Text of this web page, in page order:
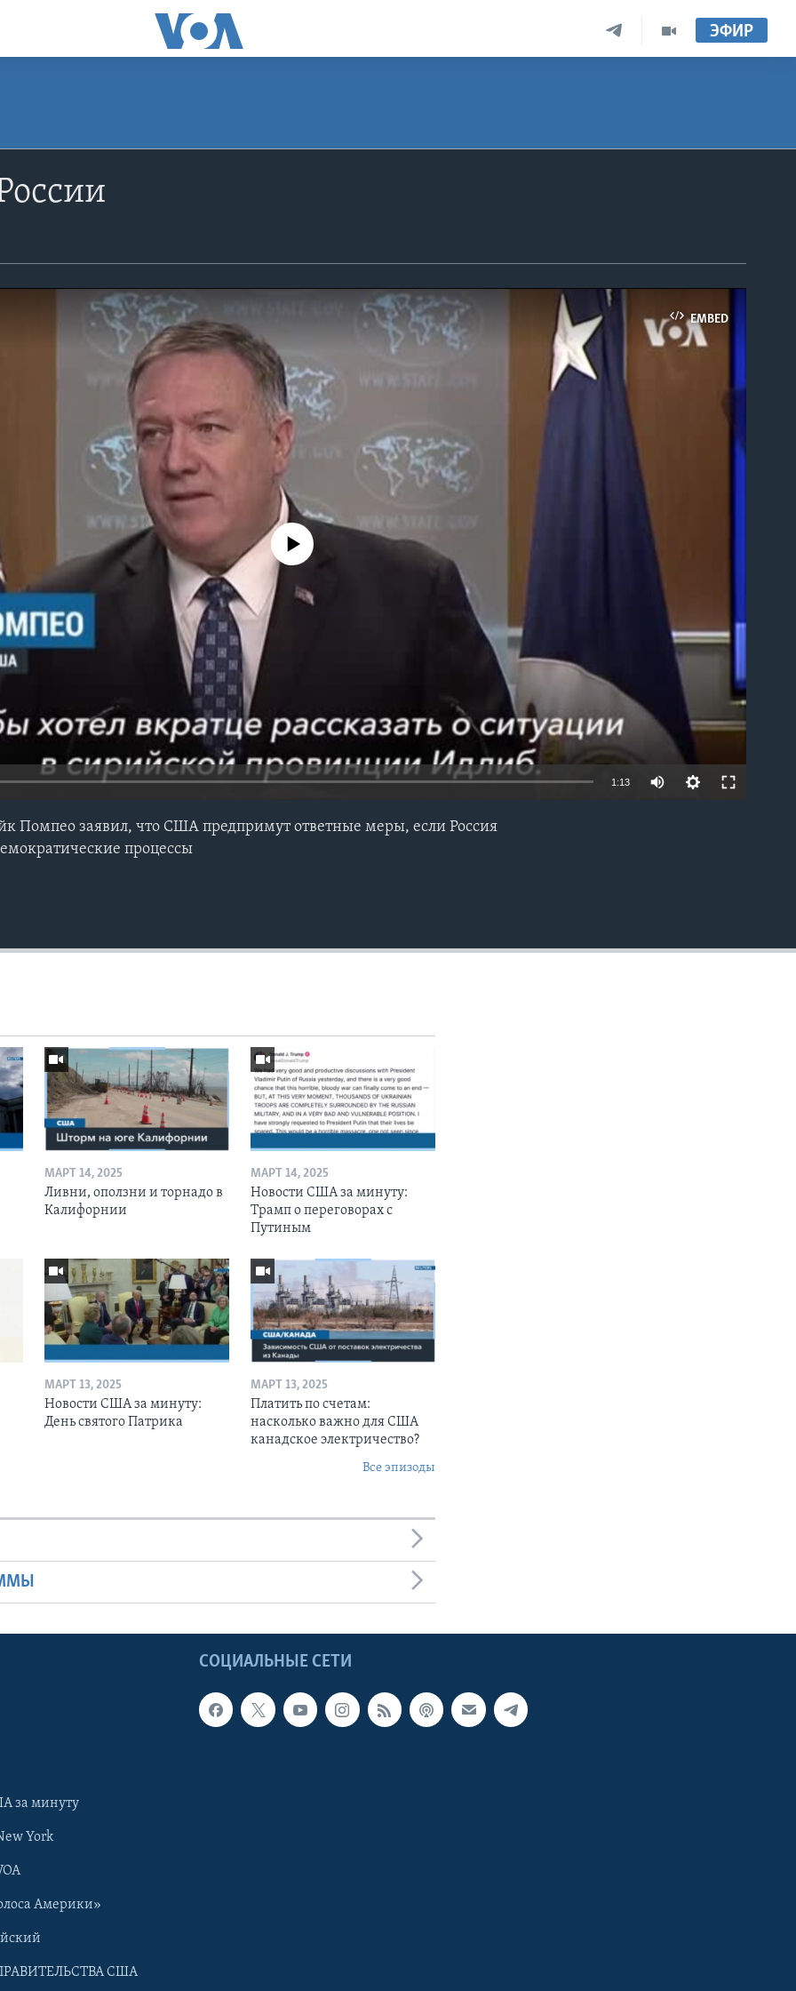
ЭФИР
EMBED
No media source currently available
1:13
Помпео заявил, что США предпримут ответные меры, если Россия
процессы
МАРТ 14, 2025
Ливни, оползни и торнадо в
Калифорнии
МАРТ 14, 2025
Новости США за минуту:
Трамп о переговорах с
Путиным
МАРТ 13, 2025
Новости США за минуту:
День святого Патрика
МАРТ 13, 2025
Платить по счетам:
насколько важно для США
канадское электричество?
Все эпизоды
СОЦИАЛЬНЫЕ СЕТИ
за минуту
York
Америки»
США